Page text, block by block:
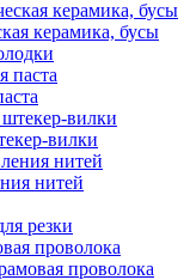
керамика, бусы
вилки
нитей
резки
проволока
проволока